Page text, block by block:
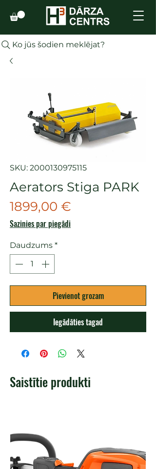
Ko jūs šodien meklējat?
SKU: 2000130975115
Aerators Stiga PARK
1899,00 €
Sazinies par piegādi
Daudzums *
Pievienot grozam
Iegādāties tagad
Saistītie produkti